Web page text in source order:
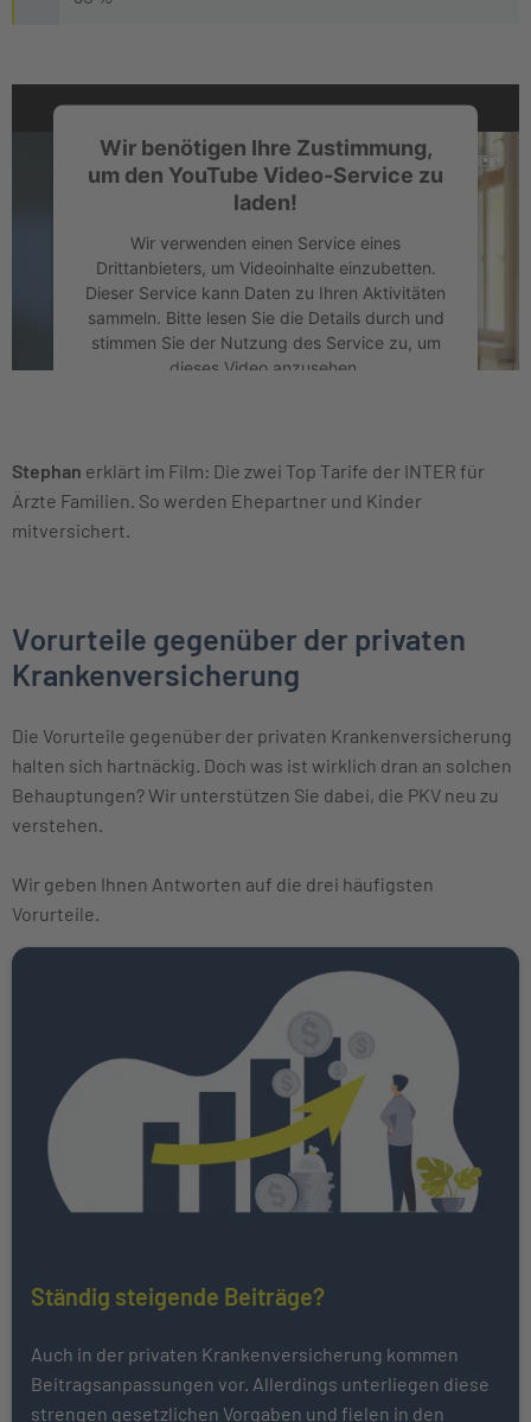
Wir benötigen Ihre Zustimmung,
um den YouTube Video-Service zu
laden!
Wir verwenden einen Service eines
Drittanbieters, um Videoinhalte einzubetten.
Dieser Service kann Daten zu Ihren Aktivitäten
sammeln. Bitte lesen Sie die Details durch und
stimmen Sie der Nutzung des Service zu, um
dieses Video anzusehen.
Akzeptieren
Stephan erklärt im Film: Die zwei Top Tarife der INTER für
Ärzte Familien. So werden Ehepartner und Kinder
mitversichert.
Vorurteile gegenüber der privaten
Krankenversicherung
Die Vorurteile gegenüber der privaten Krankenversicherung
halten sich hartnäckig. Doch was ist wirklich dran an solchen
Behauptungen? Wir unterstützen Sie dabei, die PKV neu zu
verstehen.
Wir geben Ihnen Antworten auf die drei häufigsten
Vorurteile.
Ständig steigende Beiträge?
Auch in der privaten Krankenversicherung kommen
Beitragsanpassungen vor. Allerdings unterliegen diese
strengen gesetzlichen Vorgaben und fielen in den